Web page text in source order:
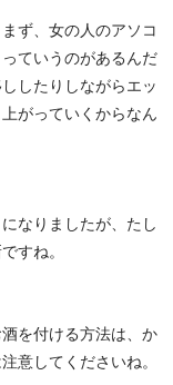
ず、女の人のアソコ
ていうのがあるんだ
したりしながらエッ
がっていくからなん
なりましたが、たし
すね。
を付ける方法は、か
意してくださいね。